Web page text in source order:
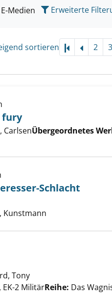
suchen wollen.
E-Medien Erweiterte
sortieren 2 3
of fire and fury anzeigen
fury
CarlsenÜbergeordnetes
Besseresser-Schlacht
Schlacht
Kunstmann
Tony
2 MilitärReihe: Das